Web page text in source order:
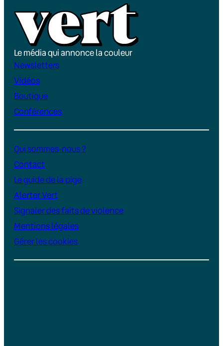
Le média qui annonce la couleur
Newsletters
Vidéos
Boutique
Conférences
Qui sommes-nous ?
Contact
Le guide de la pige
Alerter Vert
Signaler des faits de violence
Mentions légales
Gérer les cookies